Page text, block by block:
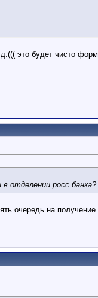
это будет чисто
отделении росс.банка?
очередь на